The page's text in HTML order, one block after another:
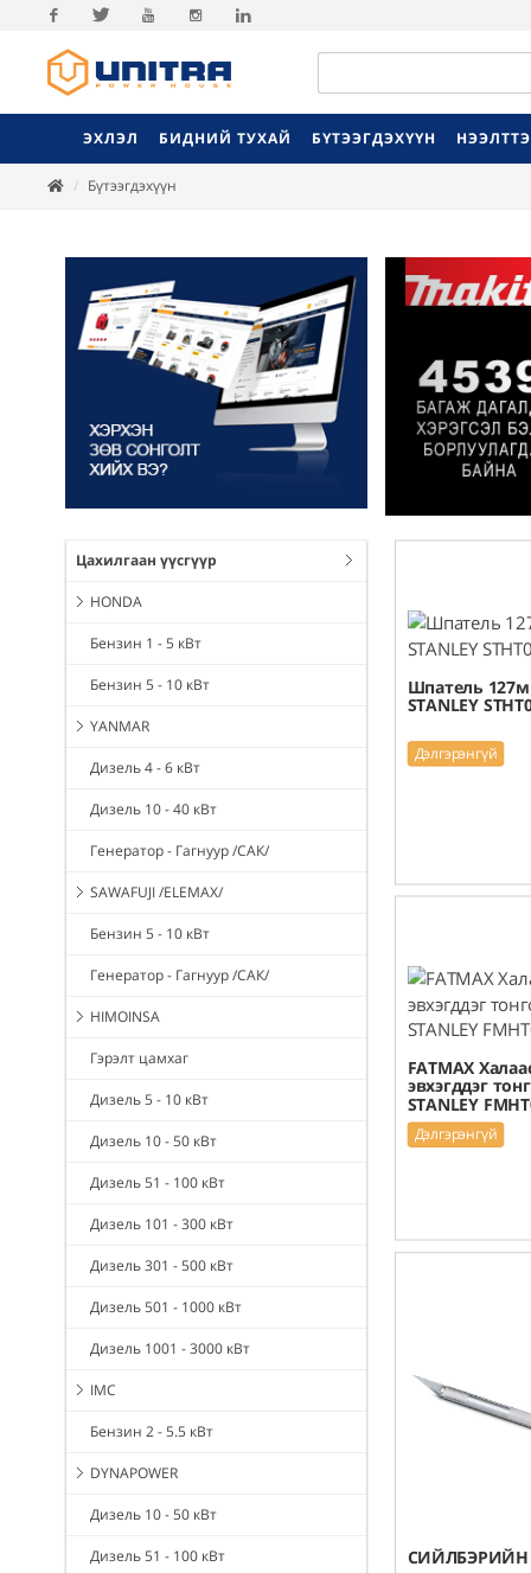
Facebook
ЭХЛЭЛ БИДНИЙ ТУХАЙ БҮТЭЭГДЭХҮҮН
Бүтээгдэхүүн
Цахилгаан үүсгүүр
HONDA
Бензин 1 - 5 кВт
Бензин 5 - 10 кВт
YANMAR
Дизель 4 - 6 кВт
Дизель 10 - 40 кВт
Генератор - Гагнуур /САК/
SAWAFUJI /ELEMAX/
Бензин 5 - 10 кВт
Генератор - Гагнуур /САК/
HIMOINSA
Гэрэлт цамхаг
Дизель 5 - 10 кВт
Дизель 10 - 50 кВт
Дизель 51 - 100 кВт
Дизель 101 - 300 кВт
Дизель 301 - 500 кВт
Дизель 501 - 1000 кВт
Дизель 1001 - 3000 кВт
IMC
Бензин 2 - 5.5 кВт
DYNAPOWER
Дизель 10 - 50 кВт
Дизель 51 - 100 кВт
Шпатель
STANLEY
Дэлгэрэнгүй
FATMAX
эвхэгддэг
STANLEY
Дэлгэрэнгүй
СИЙЛБЭРИЙН